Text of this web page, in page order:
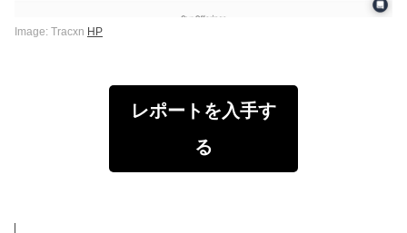
Image: Tracxn HP
レポートを入手す
る